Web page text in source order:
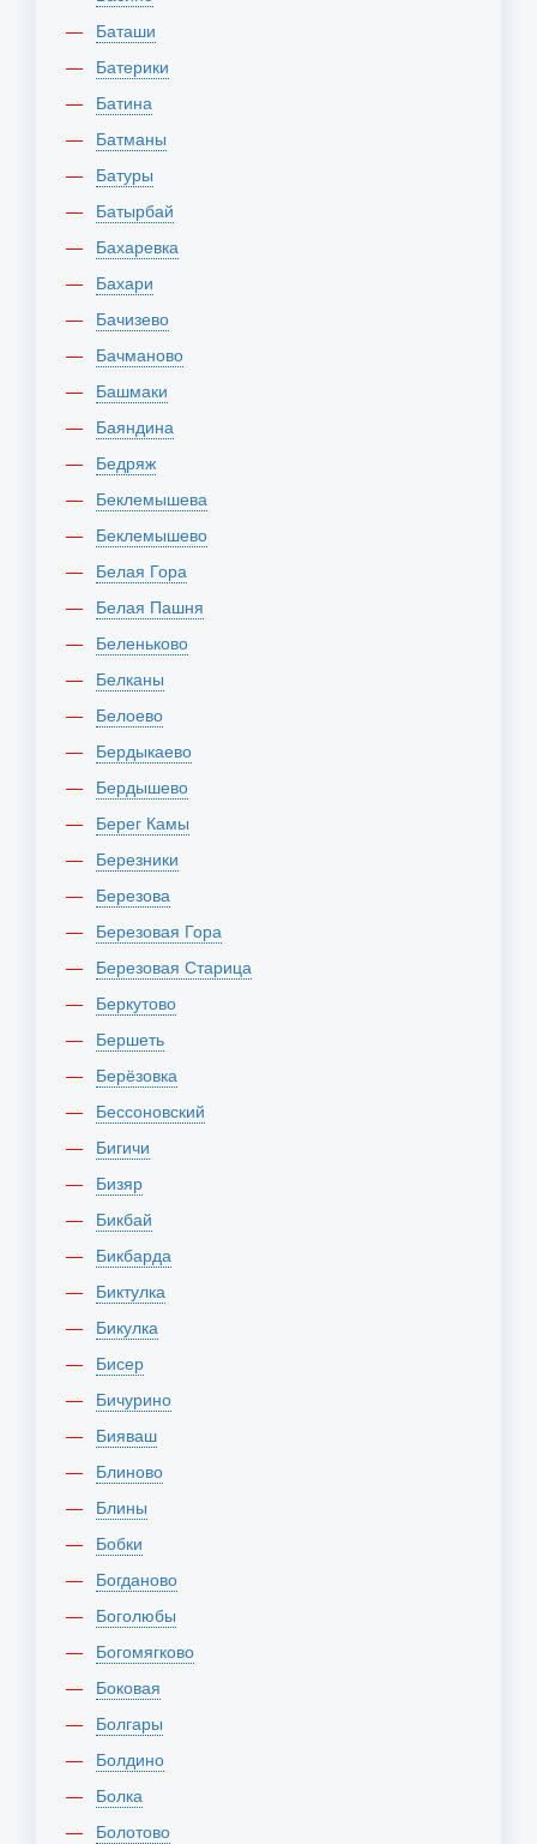
Баташи
Батерики
Батина
Батманы
Батуры
Батырбай
Бахаревка
Бахари
Бачизево
Бачманово
Башмаки
Баяндина
Бедряж
Беклемышева
Беклемышево
Белая Гора
Белая Пашня
Беленьково
Белканы
Белоево
Бердыкаево
Бердышево
Берег Камы
Березники
Березова
Березовая Гора
Березовая Старица
Беркутово
Бершеть
Берёзовка
Бессоновский
Бигичи
Бизяр
Бикбай
Бикбарда
Биктулка
Бикулка
Бисер
Бичурино
Бияваш
Блиново
Блины
Бобки
Богданово
Боголюбы
Богомягково
Боковая
Болгары
Болдино
Болка
Болотово